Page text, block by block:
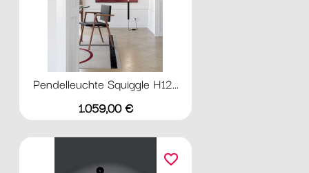
Pendelleuchte Squiggle H12...
Preis
1.059,00 €
favorite_border